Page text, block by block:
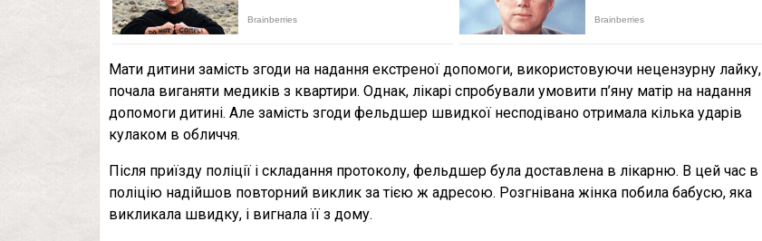
Мати дитини замість згоди на надання екстреної допомоги, використовуючи нецензурну лайку,
почала виганяти медиків з квартири. Однак, лікарі спробували умовити п’яну матір на надання
допомоги дитині. Але замість згоди фельдшер швидкої несподівано отримала кілька ударів
кулаком в обличчя.
Після приїзду поліції і складання протоколу, фельдшер була доставлена ​​в лікарню. В цей час в
поліцію надійшов повторний виклик за тією ж адресою. Розгнівана жінка побила бабусю, яка
викликала швидку, і вигнала її з дому.